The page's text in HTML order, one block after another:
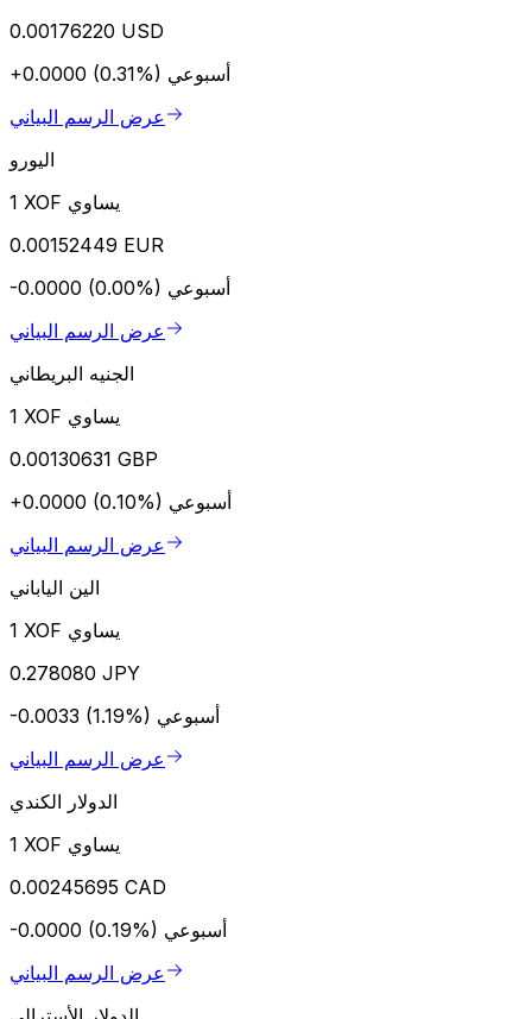
0.00176220 USD
+0.0000 (0.31%) أسبوعي
عرض الرسم البياني
اليورو
1 XOF يساوي
0.00152449 EUR
-0.0000 (0.00%) أسبوعي
عرض الرسم البياني
الجنيه البريطاني
1 XOF يساوي
0.00130631 GBP
+0.0000 (0.10%) أسبوعي
عرض الرسم البياني
الين الياباني
1 XOF يساوي
0.278080 JPY
-0.0033 (1.19%) أسبوعي
عرض الرسم البياني
الدولار الكندي
1 XOF يساوي
0.00245695 CAD
-0.0000 (0.19%) أسبوعي
عرض الرسم البياني